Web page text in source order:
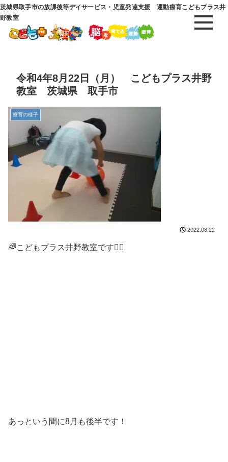
茨城県取手市の放課後等デイサービス・児童発達支援 運動療育こどもプラス井
野教室
令和4年8月22日（月） こどもプラス井野
教室 茨城県 取手市
療育の様子
2022.08.22
🌈こどもプラス井野教室です🤸‍♀️
あっという間に8月も後半です！